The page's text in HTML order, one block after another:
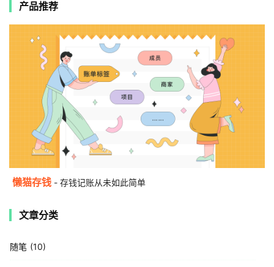
产品推荐
懒猫存钱 - 存钱记账从未如此简单
文章分类
随笔 10